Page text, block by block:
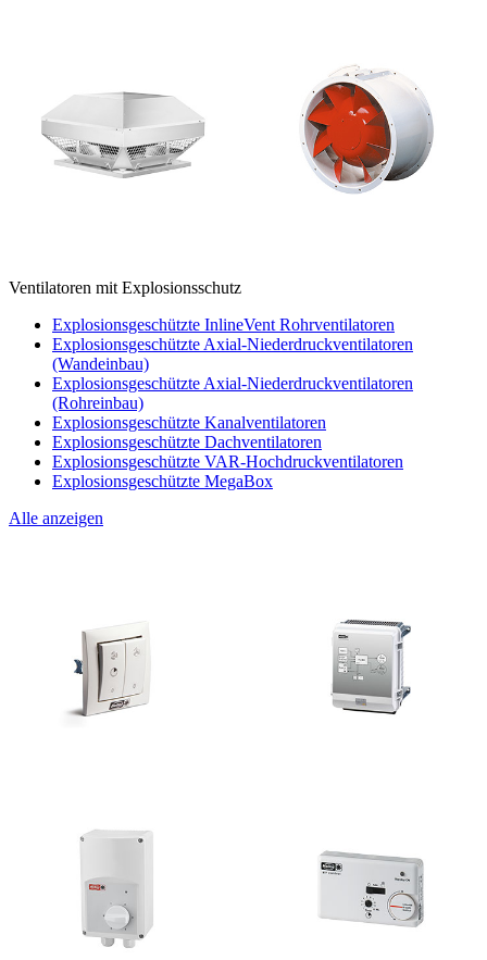
Ventilatoren mit Explosionsschutz
Explosionsgeschützte InlineVent Rohrventilatoren
Explosionsgeschützte Axial-Niederdruckventilatoren
(Wandeinbau)
Explosionsgeschützte Axial-Niederdruckventilatoren
(Rohreinbau)
Explosionsgeschützte Kanalventilatoren
Explosionsgeschützte Dachventilatoren
Explosionsgeschützte VAR-Hochdruckventilatoren
Explosionsgeschützte MegaBox
Alle anzeigen